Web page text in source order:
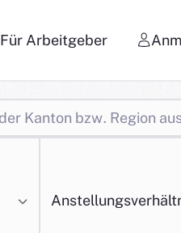
Für Arbeitgeber